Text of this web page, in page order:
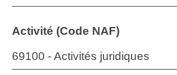
Activité (Code NAF)
69100 - Activités juridiques